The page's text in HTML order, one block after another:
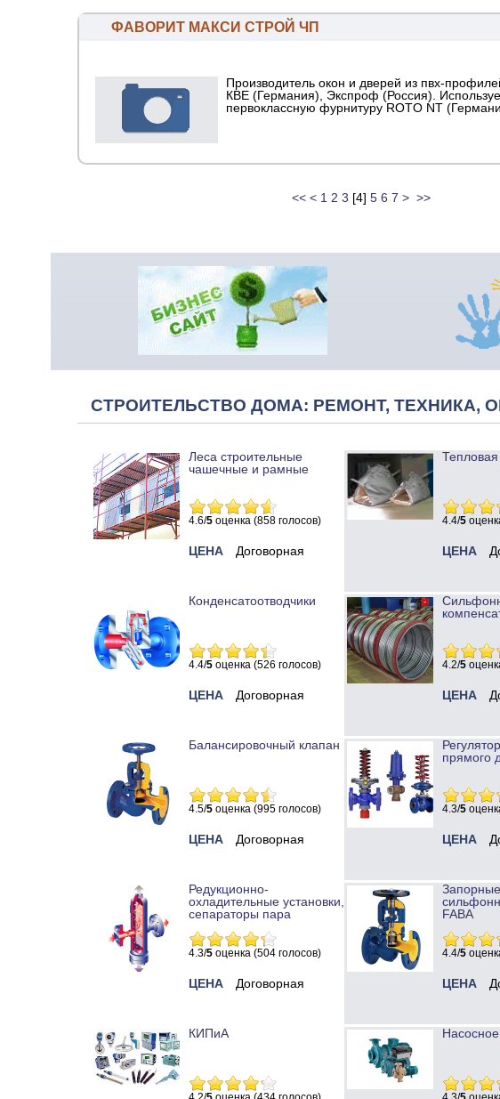
ФАВОРИТ МАКСИ СТРОЙ ЧП
Производитель окон и дверей из пвх-
КВЕ (Германия), Экспроф (Россия).
первоклассную фурнитуру ROTO NT
<< < 1 2 3 [4] 5 6 7 > >>
СТРОИТЕЛЬСТВО ДОМА: РЕМОНТ, ТЕХНИКА,
Леса строительные
чашечные и рамные
4.6/5 оценка (858 голосов)
ЦЕНА Договорная
4.4/5
ЦЕНА
Конденсатоотводчики
4.4/5 оценка (526 голосов)
ЦЕНА Договорная
4.2/5
ЦЕНА
Балансировочный клапан
4.5/5 оценка (995 голосов)
ЦЕНА Договорная
прямого
4.3/5
ЦЕНА
Редукционно-
охладительные установки,
сепараторы пара
4.3/5 оценка (504 голосов)
ЦЕНА Договорная
FABA
4.4/5
ЦЕНА
КИПиА